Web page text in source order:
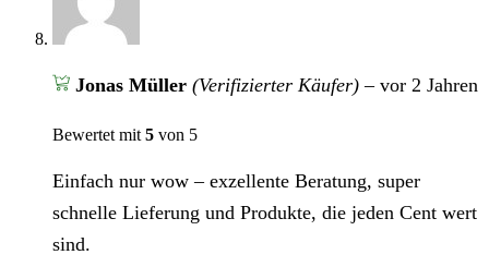
Jonas Müller (Verifizierter Käufer) – vor 2 Jahren
Bewertet mit5 von 5
Einfach nur wow – exzellente Beratung, super
schnelle Lieferung und Produkte, die jeden Cent wert
sind.